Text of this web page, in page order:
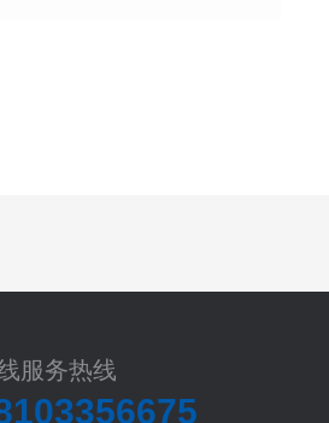
服务热线